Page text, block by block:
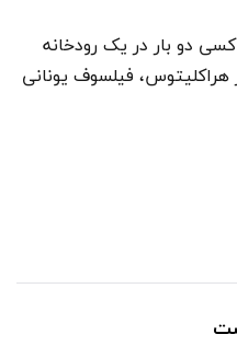
دو بار در یک رودخانه
فیلسوف یونانی